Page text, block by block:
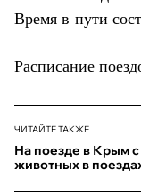
Время в пути
Расписание
ЧИТАЙТЕ ТАКЖЕ
На поезде в Крым
животных в